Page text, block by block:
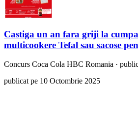
Castiga un an fara griji la
multicookere Tefal sau sacose
Concurs Coca Cola HBC Romania ·
publicat pe 10 Octombrie 2025